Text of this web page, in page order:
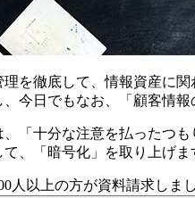
を徹底して、情報資産に
、今日でもなお、「顧客情
、「十分な注意を払ったつ
、「暗号化」を取り上げま
人以上の方が資料請求しま